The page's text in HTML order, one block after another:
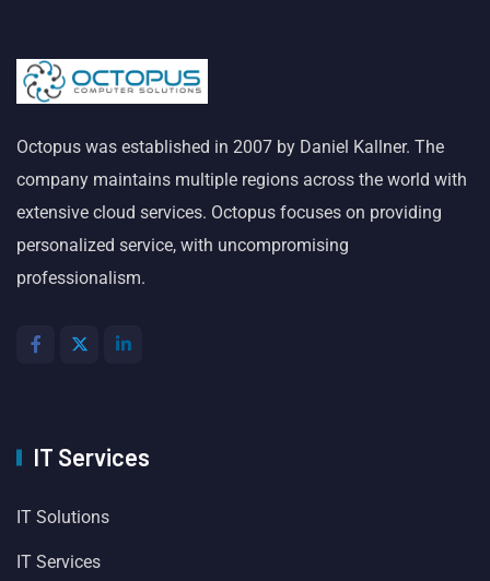
Octopus was established in 2007 by Daniel Kallner. The
company maintains multiple regions across the world with
extensive cloud services. Octopus focuses on providing
personalized service, with uncompromising
professionalism.
IT Services
IT Solutions
IT Services